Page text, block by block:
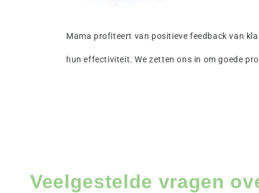
Mama profiteert van positieve feedback van
hun effectiviteit. We zetten ons in om goede
Veelgestelde vragen